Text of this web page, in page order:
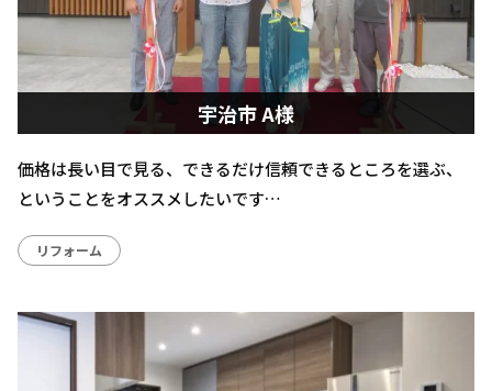
宇治市 A様
価格は長い目で見る、できるだけ信頼できるところを選ぶ、
ということをオススメしたいです…
リフォーム